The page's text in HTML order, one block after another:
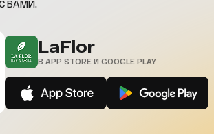
ВАМИ.
LaFlor
В APP STORE И GOOGLE PLAY